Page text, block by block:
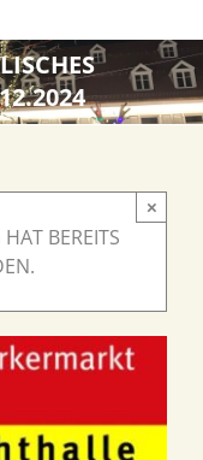
BEREITS
×